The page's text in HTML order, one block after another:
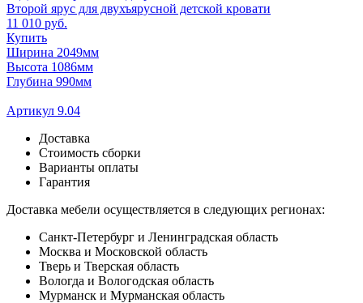
Второй ярус для двухъярусной детской кровати
11 010 руб.
Купить
Ширина 2049мм
Высота 1086мм
Глубина 990мм
Артикул 9.04
Доставка
Стоимость сборки
Варианты оплаты
Гарантия
Доставка мебели осуществляется в следующих регионах:
Санкт-Петербург и Ленинградская область
Москва и Московской область
Тверь и Тверская область
Вологда и Вологодская область
Мурманск и Мурманская область